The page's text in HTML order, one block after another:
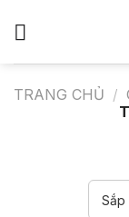
TRANG CHỦ /